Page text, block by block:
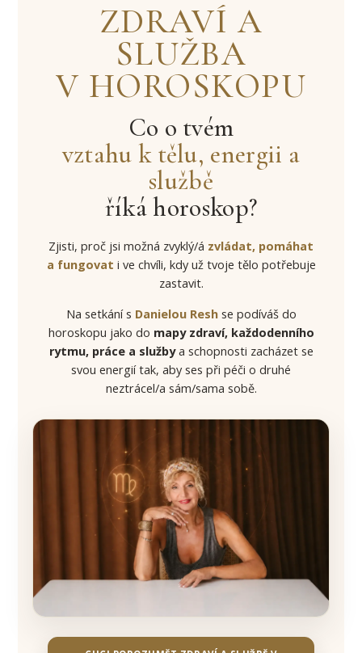
ZDRAVÍ A
SLUŽBA
V HOROSKOPU
Co o tvém
vztahu k tělu, energii a
službě
říká horoskop?
Zjisti, proč jsi možná zvyklý/á zvládat, pomáhat
a fungovat i ve chvíli, kdy už tvoje tělo potřebuje
zastavit.
Na setkání s Danielou Reshse podíváš do
horoskopu jako do mapy zdraví, každodenního
rytmu, práce a službya schopnosti zacházet se
svou energií tak, aby ses při péči o druhé
neztrácel/a sám/sama sobě.